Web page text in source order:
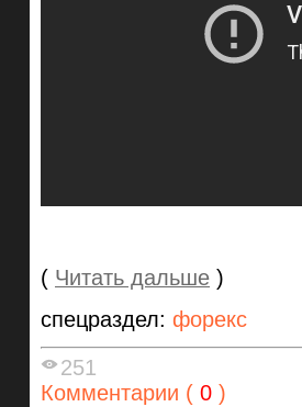
( Читать дальше )
спецраздел: форекс
251
Комментарии ( 0 )